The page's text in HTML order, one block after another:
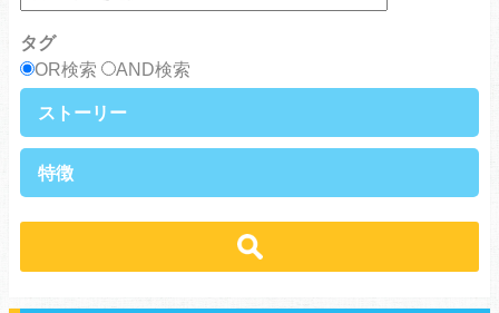
タグ
OR検索
AND検索
ストーリー
ラブストーリー
歴史・時代劇
特徴
職業
働く女子